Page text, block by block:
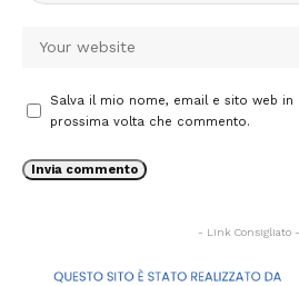
Salva il mio nome, email e sito web
prossima volta che commento.
- Link Consigliato -